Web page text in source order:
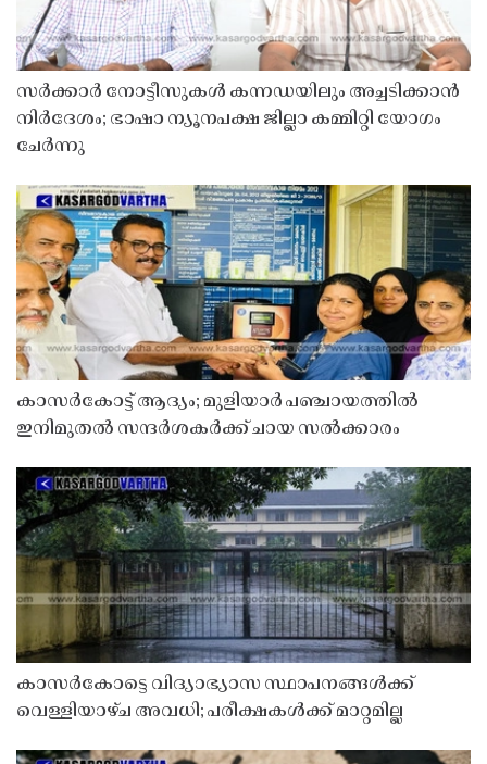
സർക്കാർ നോട്ടീസുകൾ കന്നഡയിലും അച്ചടിക്കാൻ
നിർദേശം; ഭാഷാ ന്യൂനപക്ഷ ജില്ലാ കമ്മിറ്റി യോഗം
ചേർന്നു
കാസർകോട്ട് ആദ്യം; മുളിയാർ പഞ്ചായത്തിൽ
ഇനിമുതൽ സന്ദർശകർക്ക് ചായ സൽക്കാരം
കാസർകോട്ടെ വിദ്യാഭ്യാസ സ്ഥാപനങ്ങൾക്ക്
വെള്ളിയാഴ്ച അവധി; പരീക്ഷകൾക്ക് മാറ്റമില്ല